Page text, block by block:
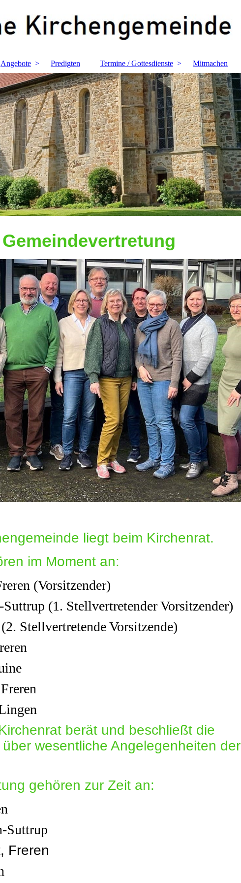
Angebote Predigten Termine / Gottesdienste Mitmachen
liegt beim Kirchenrat.
im Moment an:
(Vorsitzender)
(1. Stellvertretender Vorsitzender)
Stellvertretende Vorsitzende)
berät und beschließt die
wesentliche Angelegenheiten der
gehören zur Zeit an:
Suttrup
Freren